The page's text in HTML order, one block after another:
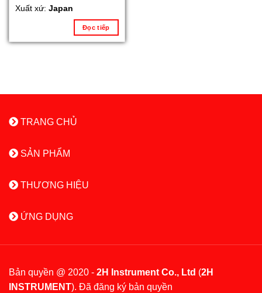
Xuất xứ: Japan
Đọc tiếp
TRANG CHỦ
SẢN PHẨM
THƯƠNG HIỆU
ỨNG DỤNG
Bản quyền @ 2020 - 2H Instrument Co., Ltd (2H
INSTRUMENT). Đã đăng ký bản quyền